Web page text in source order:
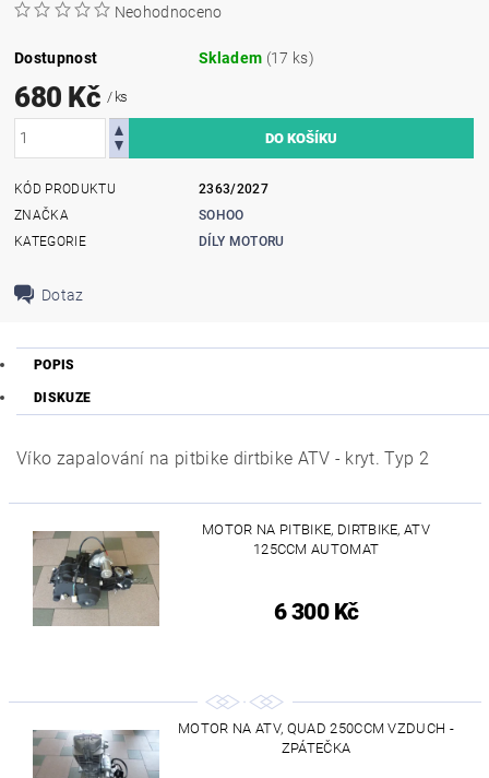
Neohodnoceno
Dostupnost Skladem (17 ks)
680 Kč / ks
KÓD PRODUKTU
2363/2027
ZNAČKA
SOHOO
KATEGORIE
DÍLY MOTORU
Dotaz
POPIS
DISKUZE
Víko zapalování na pitbike dirtbike ATV - kryt. Typ 2
MOTOR NA PITBIKE, DIRTBIKE, ATV
125CCM AUTOMAT
6 300 Kč
MOTOR NA ATV, QUAD 250CCM VZDUCH -
ZPÁTEČKA